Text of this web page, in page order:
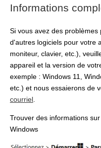
Informations
Si vous avez des
d'autres logiciels pour votre
moniteur, clavier, etc.),
appareil et la version de
exemple : Windows 11,
etc.) et nous essaierons de
courriel
Trouver des informations
Windows